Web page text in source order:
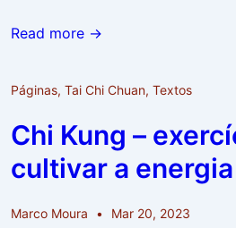
O
dos
Elementos
Read more →
Páginas, Tai Chi Chuan, Textos
Chi Kung –
cultivar a
Marco Moura Mar 20, 2023